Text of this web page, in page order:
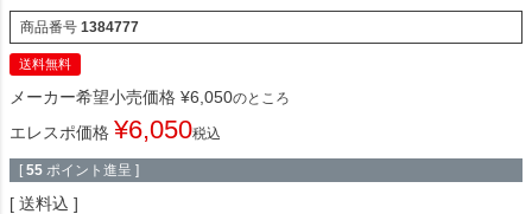
商品番号 1384777
送料無料
メーカー希望小売価格 ¥6,050のところ
エレスポ価格 ¥6,050税込
[ 55 ポイント進呈 ]
送料込